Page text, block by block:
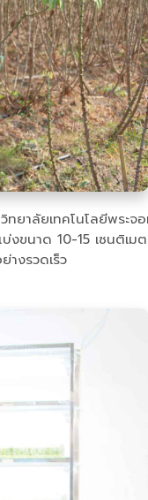
ยาลัยเทคโนโลยีพระ
ขนาด 10-15 เซนติเ
างรวดเร็ว